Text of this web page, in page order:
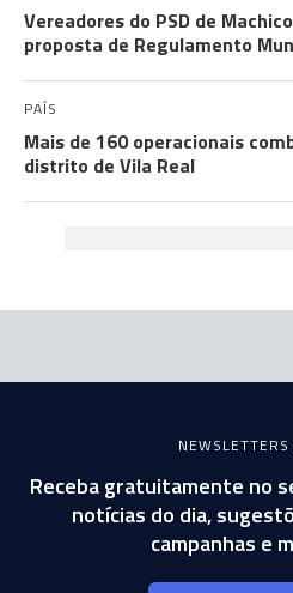
Vereadores do PSD de
proposta de Regulamento
PAÍS
Mais de 160 operacionais
distrito de Vila Real
Receba gratuitamente no
notícias do dia,
campanhas e